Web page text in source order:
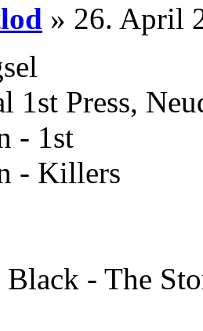
» 26. April
1st Press,
- 1st
- Killers
Black - The